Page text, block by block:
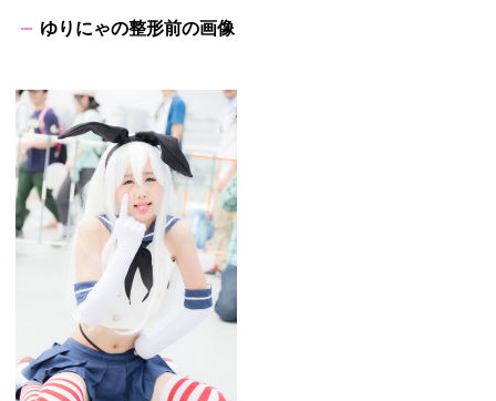
ゆりにゃの整形前の画像